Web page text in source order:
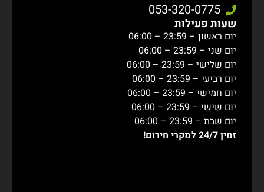
053-320-0775
שעות פעילות
יום ראשון – 23:59 – 06:00
יום שני – 23:59 – 06:00
יום שלישי – 23:59 – 06:00
יום רביעי – 23:59 – 06:00
יום חמישי – 23:59 – 06:00
יום שישי – 23:59 – 06:00
יום שבת – 23:59 – 06:00
זמין 24/7 למקרי חירום!